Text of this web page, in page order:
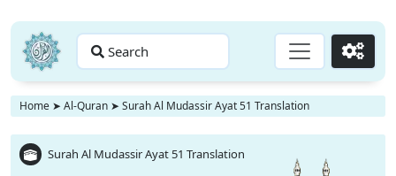
Search Go
Home ➤ Al-Quran ➤ Surah Al Mudassir Ayat 51 Translation
Surah Al Mudassir Ayat 51 Translation